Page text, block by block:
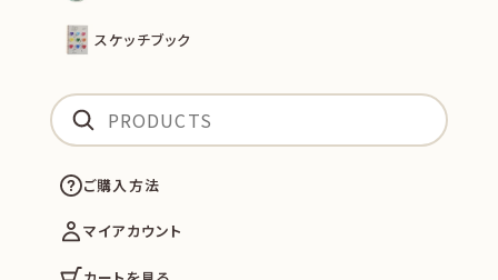
スケッチブック
ご購入方法
マイアカウント